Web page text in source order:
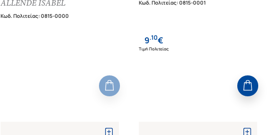
ALLENDE ISABEL
Κωδ. Πολιτείας:0815-0000
Κωδ. Πολιτείας:0815-0001
9.10€
Τιμή Πολιτείας